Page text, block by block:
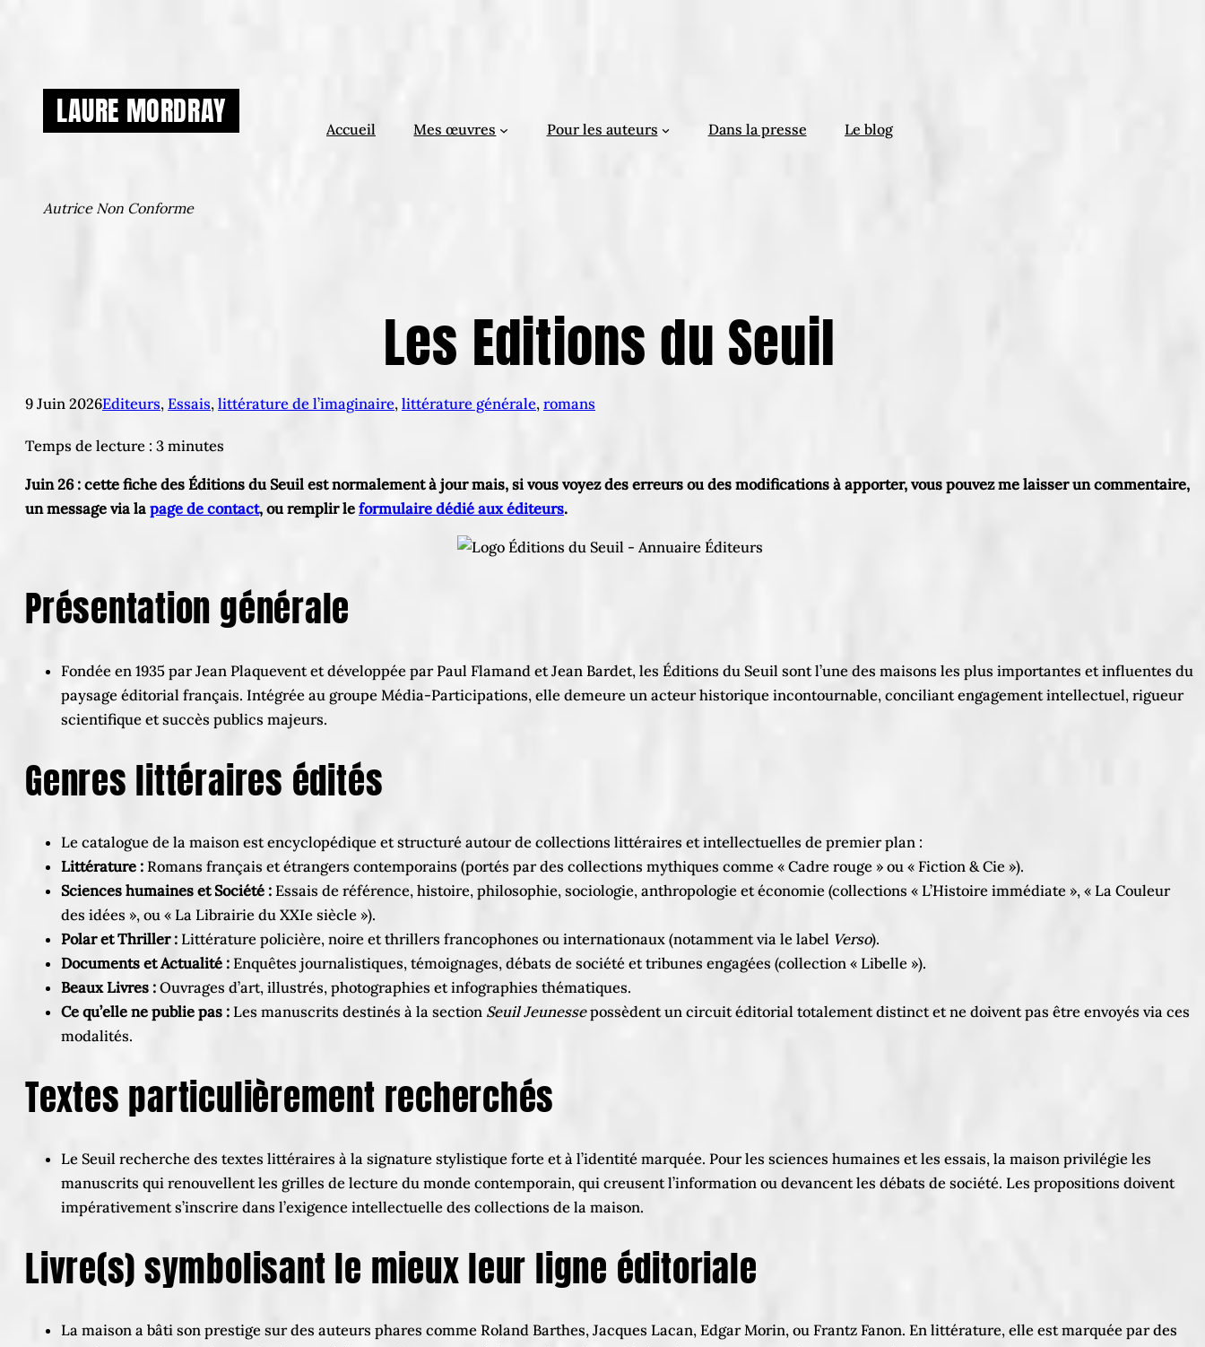
LAURE MORDRAY
Autrice Non Conforme
Accueil Mes œuvres Pour les auteurs Dans la presse Le blog
Les Editions du Seuil
9 Juin 2026Editeurs, Essais, littérature de l’imaginaire, littérature générale, romans
Temps de lecture : 3 minutes
Juin 26 : cette fiche des Éditions du Seuil est normalement à jour mais, si vous voyez des erreurs ou des modifications à apporter, vous pouvez me laisser un commentaire,
un message via la page de contact, ou remplir le formulaire dédié aux éditeurs.
Présentation générale
Fondée en 1935 par Jean Plaquevent et développée par Paul Flamand et Jean Bardet, les Éditions du Seuil sont l’une des maisons les plus importantes et influentes du
paysage éditorial français. Intégrée au groupe Média-Participations, elle demeure un acteur historique incontournable, conciliant engagement intellectuel, rigueur
scientifique et succès publics majeurs.
Genres littéraires édités
Le catalogue de la maison est encyclopédique et structuré autour de collections littéraires et intellectuelles de premier plan :
Littérature : Romans français et étrangers contemporains (portés par des collections mythiques comme « Cadre rouge » ou « Fiction & Cie »).
Sciences humaines et Société : Essais de référence, histoire, philosophie, sociologie, anthropologie et économie (collections « L’Histoire immédiate », « La Couleur
des idées », ou « La Librairie du XXIe siècle »).
Polar et Thriller : Littérature policière, noire et thrillers francophones ou internationaux (notamment via le label Verso).
Documents et Actualité : Enquêtes journalistiques, témoignages, débats de société et tribunes engagées (collection « Libelle »).
Beaux Livres : Ouvrages d’art, illustrés, photographies et infographies thématiques.
Ce qu’elle ne publie pas : Les manuscrits destinés à la section Seuil Jeunessepossèdent un circuit éditorial totalement distinct et ne doivent pas être envoyés via ces
modalités.
Textes particulièrement recherchés
Le Seuil recherche des textes littéraires à la signature stylistique forte et à l’identité marquée. Pour les sciences humaines et les essais, la maison privilégie les
manuscrits qui renouvellent les grilles de lecture du monde contemporain, qui creusent l’information ou devancent les débats de société. Les propositions doivent
impérativement s’inscrire dans l’exigence intellectuelle des collections de la maison.
Livre(s) symbolisant le mieux leur ligne éditoriale
La maison a bâti son prestige sur des auteurs phares comme Roland Barthes, Jacques Lacan, Edgar Morin, ou Frantz Fanon. En littérature, elle est marquée par des